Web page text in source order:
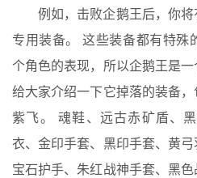
例如，击败企鹅王后，你
专用装备。 这些装备都有特殊
个角色的表现，所以企鹅王是一
给大家介绍一下它掉落的装备，
紫飞。 魂鞋、远古赤矿盾、
衣、金印手套、黑印手套、黄
宝石护手、朱红战神手套、黑